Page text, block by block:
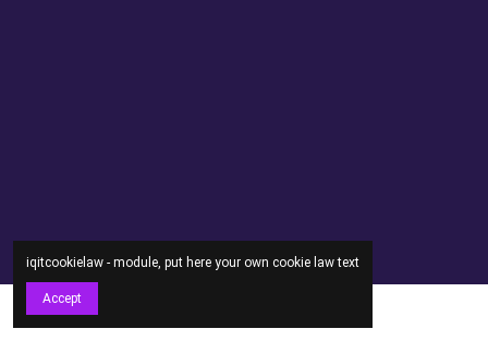
iqitcookielaw - module, put here your own cookie law text
Accept